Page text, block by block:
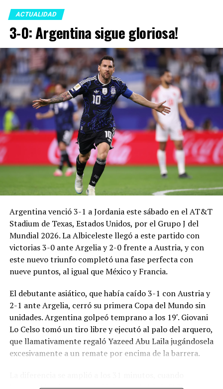
ACTUALIDAD
3-0: Argentina sigue gloriosa!
Argentina venció 3-1 a Jordania este sábado en el AT&T
Stadium de Texas, Estados Unidos, por el Grupo J del
Mundial 2026. La Albiceleste llegó a este partido con
victorias 3-0 ante Argelia y 2-0 frente a Austria, y con
este nuevo triunfo completó una fase perfecta con
nueve puntos, al igual que México y Francia.
El debutante asiático, que había caído 3-1 con Austria y
2-1 ante Argelia, cerró su primera Copa del Mundo sin
unidades. Argentina golpeó temprano a los 19′. Giovani
Lo Celso tomó un tiro libre y ejecutó al palo del arquero,
que llamativamente regaló Yazeed Abu Laila jugándosela
excesivamente a un remate por encima de la barrera.